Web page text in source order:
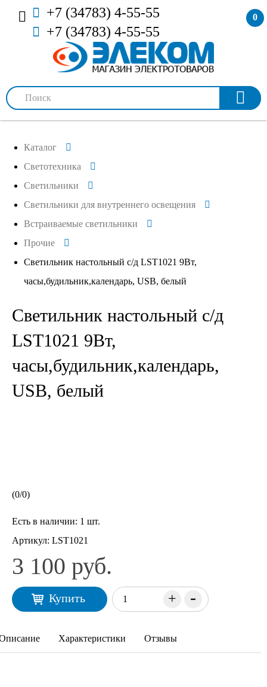
+7 (34783) 4-55-55
+7 (34783) 4-55-55
0
Каталог
Светотехника
Светильники
Светильники для внутреннего освещения
Встраиваемые светильники
Прочие
Светильник настольный с/д LST1021 9Вт,
часы,будильник,календарь, USB, белый
Светильник настольный с/д
LST1021 9Вт,
часы,будильник,календарь,
USB, белый
(0/0)
Есть в наличии: 1 шт.
Артикул: LST1021
3 100 руб.
+ -
Купить
Характеристики Отзывы